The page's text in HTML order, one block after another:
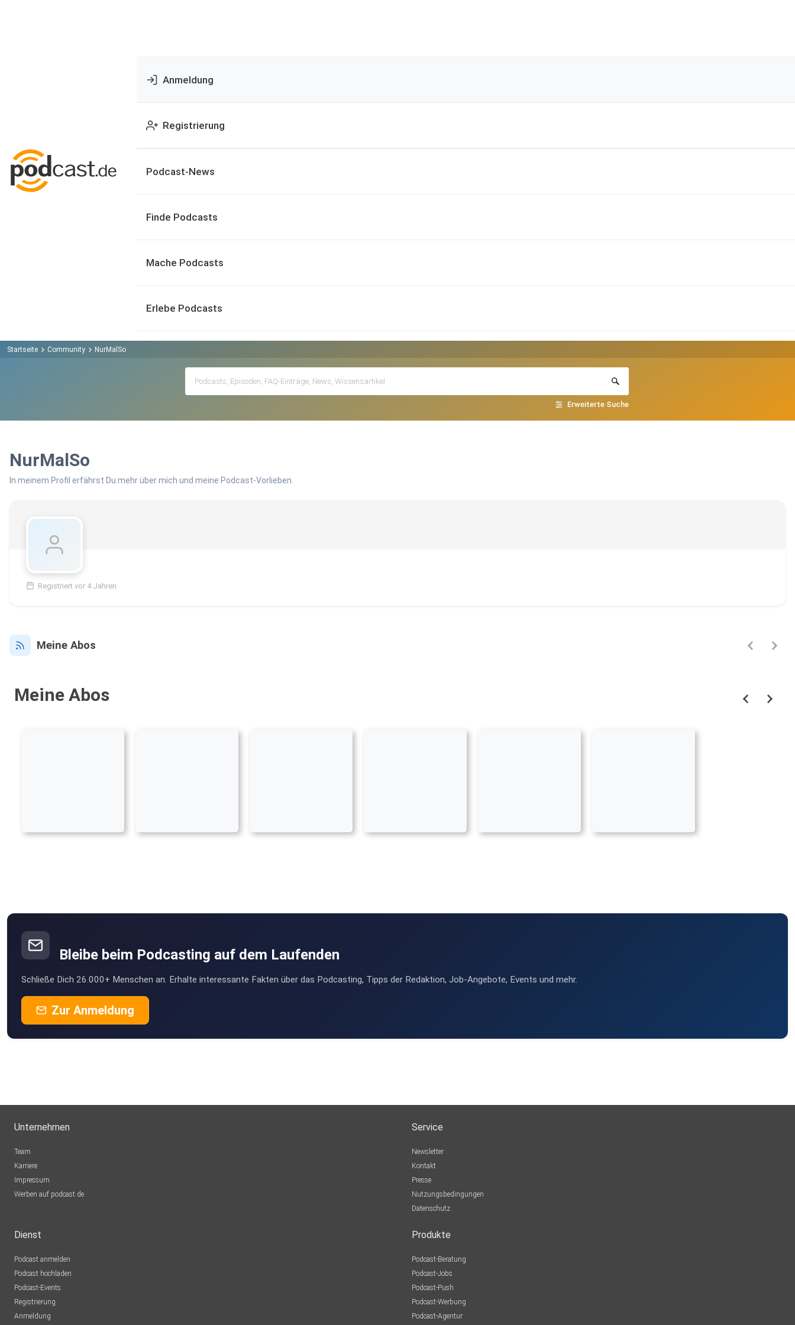
Anmeldung
Registrierung
Podcast-News
Finde Podcasts
Mache Podcasts
Erlebe Podcasts
Startseite Community NurMalSo
Erweiterte Suche
NurMalSo
In meinem Profil erfährst Du mehr über mich und meine Podcast-Vorlieben.
Registriert vor 4 Jahren
Meine Abos
Meine Abos
Bleibe beim Podcasting auf dem Laufenden
Schließe Dich 26.000+ Menschen an. Erhalte interessante Fakten über das Podcasting, Tipps der Redaktion, Job-Angebote, Events und mehr.
Zur Anmeldung
Unternehmen
Team
Karriere
Impressum
Werben auf podcast.de
Service
Newsletter
Kontakt
Presse
Nutzungsbedingungen
Datenschutz
Dienst
Podcast anmelden
Podcast hochladen
Podcast-Events
Registrierung
Anmeldung
Produkte
Podcast-Beratung
Podcast-Jobs
Podcast-Push
Podcast-Werbung
Podcast-Agentur